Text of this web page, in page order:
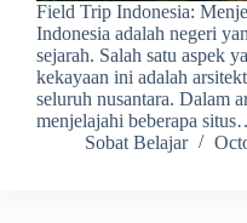
Field Trip Indonesia:
Indonesia adalah negeri
sejarah. Salah satu aspek
kekayaan ini adalah
seluruh nusantara. Dalam
menjelajahi beberapa
Sobat Belajar